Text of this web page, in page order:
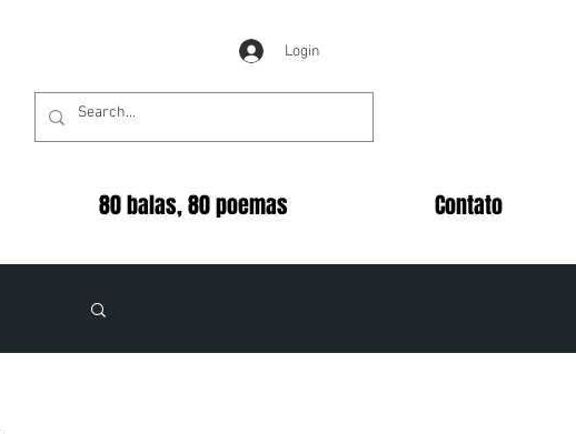
Login
80 balas, 80 poemas Contato